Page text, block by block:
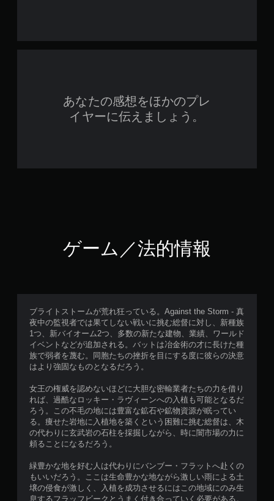
あなたの感想をほかのプレ
イヤーに伝えましょう。
ゲーム／法的情報
ブライトストームが荒れ狂っている。Against the Storm - 真
夜中の監視者では果てしない戦いに挑む総督に対し、新種族
1つ、新バイオーム2つ、多数の新たな建物、業績、ワールド
イベントなどが追加される。バットは冶金術の才に長けた種
族で弱者を蔑む。同胞たちの挫折を目にする度に彼らの決意
はより強固なものとなるだろう。
女王の権威を認めないほどに大胆な密輸業者たちの力を借り
れば、過酷なロッキー・ラヴィーンへの入植も可能となるだ
ろう。この不毛の地には豊富な鉱石や鉱物資源が眠ってい
る。痩せた岩地に入植地を築くという困難に挑む総督は、木
の代わりに玄武岩の石柱を採掘しながら、時に闇市場の力に
頼ることになるだろう。
緑豊かな地を好む人は代わりにバンブー・フラットへ赴くの
もいいだろう。ここは生命豊かな地ながら激しい雨による土
壌の侵食が激しく、入植を成功させるにはこの地域にのみ生
息するフラッフビークとうまく付き合っていく必要がある。